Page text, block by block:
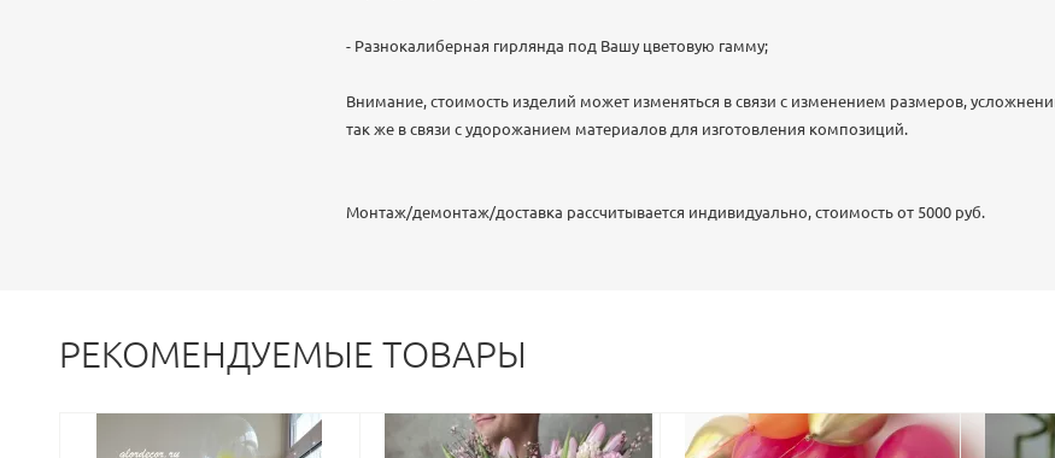
- Разнокалиберная гирлянда под Вашу цветовую гамму;
Внимание, стоимость изделий может изменяться в связи с изменением размеров,
так же в связи с удорожанием материалов для изготовления композиций.
Монтаж/демонтаж/доставка рассчитывается индивидуально, стоимость от 5000 руб.
РЕКОМЕНДУЕМЫЕ ТОВАРЫ